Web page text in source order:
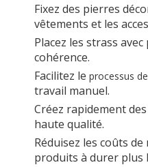
Fixez des pierres
vêtements et les
Placez les strass
cohérence.
Facilitez le processus
travail manuel.
Créez rapidement
haute qualité.
Réduisez les coûts
produits à durer plus